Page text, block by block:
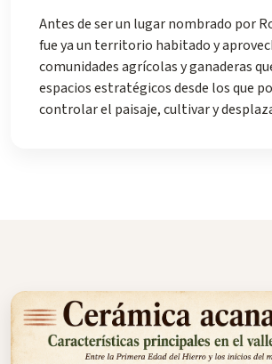
Antes de ser un lugar nombrado por
fue ya un territorio habitado y
comunidades agrícolas y ganaderas
espacios estratégicos desde los que
controlar el paisaje, cultivar y